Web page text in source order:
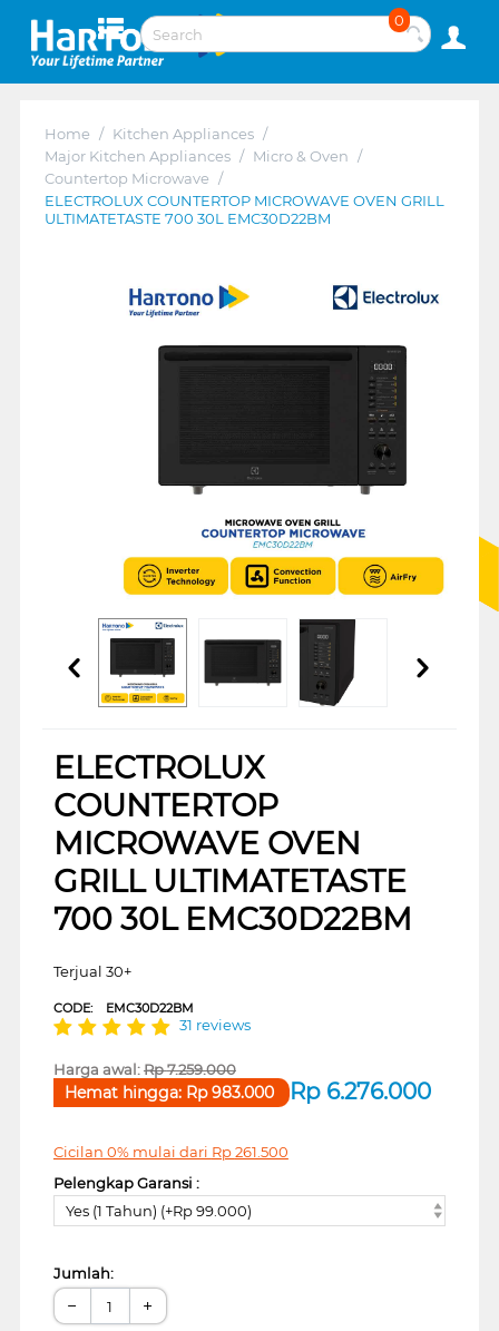
0
Home / Kitchen Appliances /
Major Kitchen Appliances / Micro & Oven /
Countertop Microwave /
ELECTROLUX COUNTERTOP MICROWAVE OVEN GRILL
ULTIMATETASTE 700 30L EMC30D22BM
ELECTROLUX
COUNTERTOP
MICROWAVE OVEN
GRILL ULTIMATETASTE
700 30L EMC30D22BM
Terjual 30+
CODE: EMC30D22BM
31 reviews
Harga awal:Rp7.259.000
Rp 6.276.000
Hemat hingga: Rp983.000
Cicilan 0% mulai dari Rp261.500
Pelengkap Garansi :
Yes (1 Tahun) (+Rp 99.000)
Jumlah:
− +